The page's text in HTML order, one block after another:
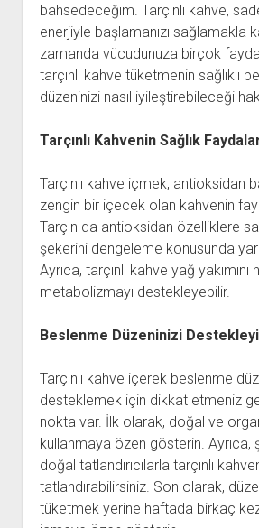
bahsedeceğim. Tarçınlı kahve,
enerjiyle başlamanızı sağlamakla
zamanda vücudunuza birçok
tarçınlı kahve tüketmenin sağlıklı
düzeninizi nasıl iyileştirebileceği
Tarçınlı Kahvenin Sağlık
Tarçınlı kahve içmek, antioksidan
zengin bir içecek olan kahvenin
Tarçın da antioksidan özelliklere
şekerini dengeleme konusunda
Ayrıca, tarçınlı kahve yağ yakımını
metabolizmayı destekleyebilir.
Beslenme Düzeninizi
Tarçınlı kahve içerek beslenme
desteklemek için dikkat etmeniz
nokta var. İlk olarak, doğal ve
kullanmaya özen gösterin. Ayrıca,
doğal tatlandırıcılarla tarçınlı
tatlandırabilirsiniz. Son olarak,
tüketmek yerine haftada birkaç kez